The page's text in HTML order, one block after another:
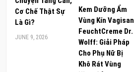
Cơ Chế Thật Sự
Là Gì?
JUNE 9, 2026
Kem Dưỡng Ẩm
Vùng Kín Vagisan
FeuchtCreme Dr.
Wolff: Giải Pháp
Cho Phụ Nữ Bị
Khô Rát Vùng